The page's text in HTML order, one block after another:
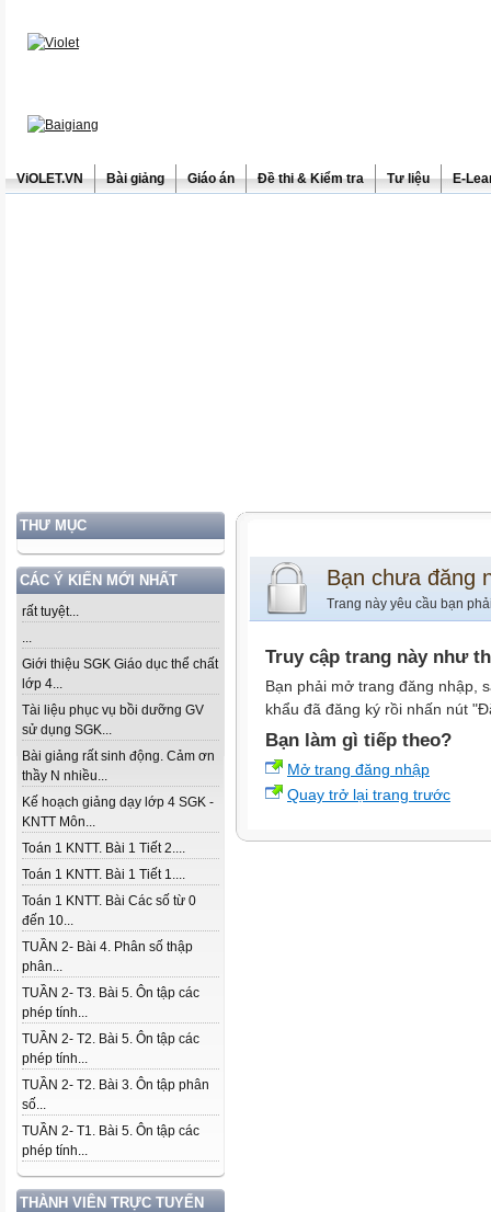
ViOLET.VN Bài giảng Giáo án Đề thi & Kiểm tra Tư liệu E-
THƯ MỤC
CÁC Ý KIẾN MỚI NHẤT
rất tuyệt...
...
Giới thiệu SGK Giáo dục thể chất
lớp 4...
Tài liệu phục vụ bồi dưỡng GV
sử dụng SGK...
Bài giảng rất sinh động. Cảm ơn
thầy N nhiều...
Kế hoạch giảng dạy lớp 4 SGK -
KNTT Môn...
Toán 1 KNTT. Bài 1 Tiết 2....
Toán 1 KNTT. Bài 1 Tiết 1....
Toán 1 KNTT. Bài Các số từ 0
đến 10...
TUẦN 2- Bài 4. Phân số thập
phân...
TUẦN 2- T3. Bài 5. Ôn tập các
phép tính...
TUẦN 2- T2. Bài 5. Ôn tập các
phép tính...
TUẦN 2- T2. Bài 3. Ôn tập phân
số...
TUẦN 2- T1. Bài 5. Ôn tập các
phép tính...
THÀNH VIÊN TRỰC TUYẾN
Bạn chưa đăng
Trang này yêu cầu bạn
Truy cập trang này như
Bạn phải mở trang đăng nhập,
khẩu đã đăng ký rồi nhấn nút
Bạn làm gì tiếp theo?
Mở trang đăng nhập
Quay trở lại trang trước